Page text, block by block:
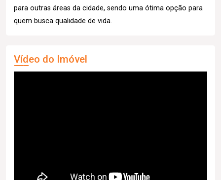
para outras áreas da cidade, sendo uma ótima opção para
quem busca qualidade de vida.
Vídeo do Imóvel